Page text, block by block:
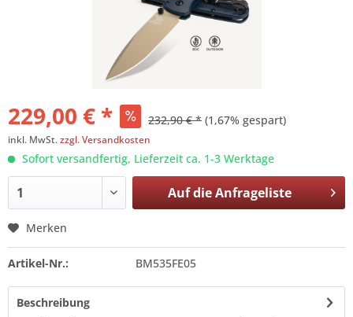
229,00 € * 232,90 € * (1,67% gespart)
inkl. MwSt.zzgl. Versandkosten
Sofort versandfertig, Lieferzeit ca. 1-3 Werktage
Auf dieAnfrageliste
Merken
Artikel-Nr.: BM535FE05
Beschreibung